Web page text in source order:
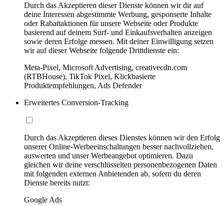
Durch das Akzeptieren dieser Dienste können wir dir auf
deine Interessen abgestimmte Werbung, gesponserte Inhalte
oder Rabattaktionen für unsere Webseite oder Produkte
basierend auf deinem Surf- und Einkaufsverhalten anzeigen
sowie deren Erfolge messen. Mit deiner Einwilligung setzen
wir auf dieser Webseite folgende Drittdienste ein:
Meta-Pixel, Microsoft Advertising, creativecdn.com
(RTBHouse), TikTok Pixel, Klickbasierte
Produktempfehlungen, Ads Defender
Erweitertes Conversion-Tracking
Durch das Akzeptieren dieses Dienstes können wir den Erfolg
unserer Online-Werbeeinschaltungen besser nachvollziehen,
auswerten und unser Werbeangebot optimieren. Dazu
gleichen wir deine verschlüsselten personenbezogenen Daten
mit folgenden externen Anbietenden ab, sofern du deren
Dienste bereits nutzt:
Google Ads